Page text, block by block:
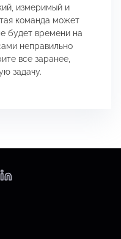
измеримый и
команда может
будет времени на
неправильно
все заранее,
задачу.